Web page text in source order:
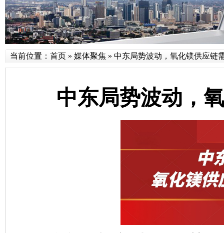
当前位置： 首页 » 媒体聚焦 » 中东局势波动，氧化镁供应链
中东局势波动，